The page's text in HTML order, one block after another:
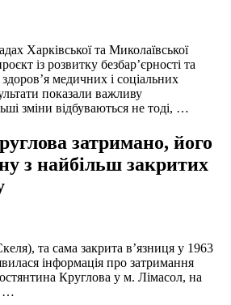
Харківської та Миколаївської
із розвитку безбар’єрності та
медичних і соціальних
показали важливу
зміни відбуваються не тоді, …
затримано, його
з найбільш закритих
та сама закрита в’язниця у 1963
інформація про затримання
Круглова у м. Лімасол, на
…